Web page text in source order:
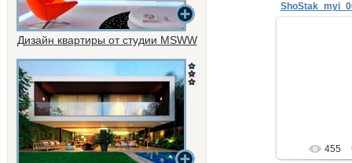
Дизайн квартиры от студии MSWW
455